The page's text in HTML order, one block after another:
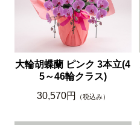
大輪胡蝶蘭 ピンク 3本立(4
5～46輪クラス)
30,570円
（税込み）